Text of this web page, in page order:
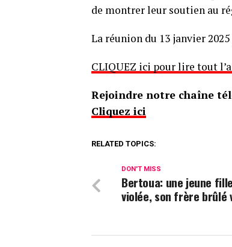
de montrer leur soutien au
La réunion du 13 janvier
CLIQUEZ ici pour lire tout
Rejoindre notre chaîne
Cliquez ici
RELATED TOPICS:
DON'T MISS
Bertoua: une jeune
violée, son frère brûlé